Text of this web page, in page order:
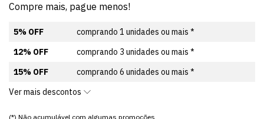
Compre mais, pague menos!
5% OFF
comprando 1 unidades ou mais *
12% OFF
comprando 3 unidades ou mais *
15% OFF
comprando 6 unidades ou mais *
Ver mais descontos
(*) Não acumulável com algumas promoções